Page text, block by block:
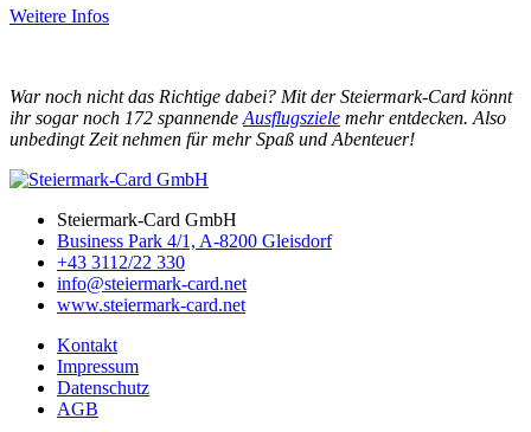
Weitere Infos
War noch nicht das Richtige dabei? Mit der Steiermark-Card könnt
ihr sogar noch 172 spannende Ausflugsziele mehr entdecken. Also
unbedingt Zeit nehmen für mehr Spaß und Abenteuer!
Steiermark-Card GmbH
Business Park 4/1, A-8200 Gleisdorf
+43 3112/22 330
info@steiermark-card.net
www.steiermark-card.net
Kontakt
Impressum
Datenschutz
AGB